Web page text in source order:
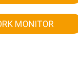
MONITOR